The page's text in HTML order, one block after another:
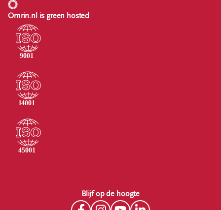
Omrin.nl is green hosted
Blijf op de hoogte